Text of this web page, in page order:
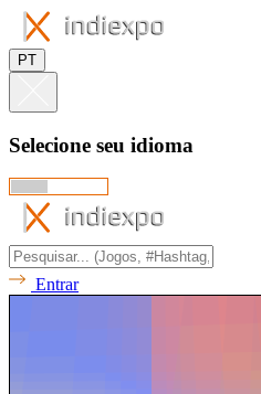
PT
Selecione seu idioma
Entrar